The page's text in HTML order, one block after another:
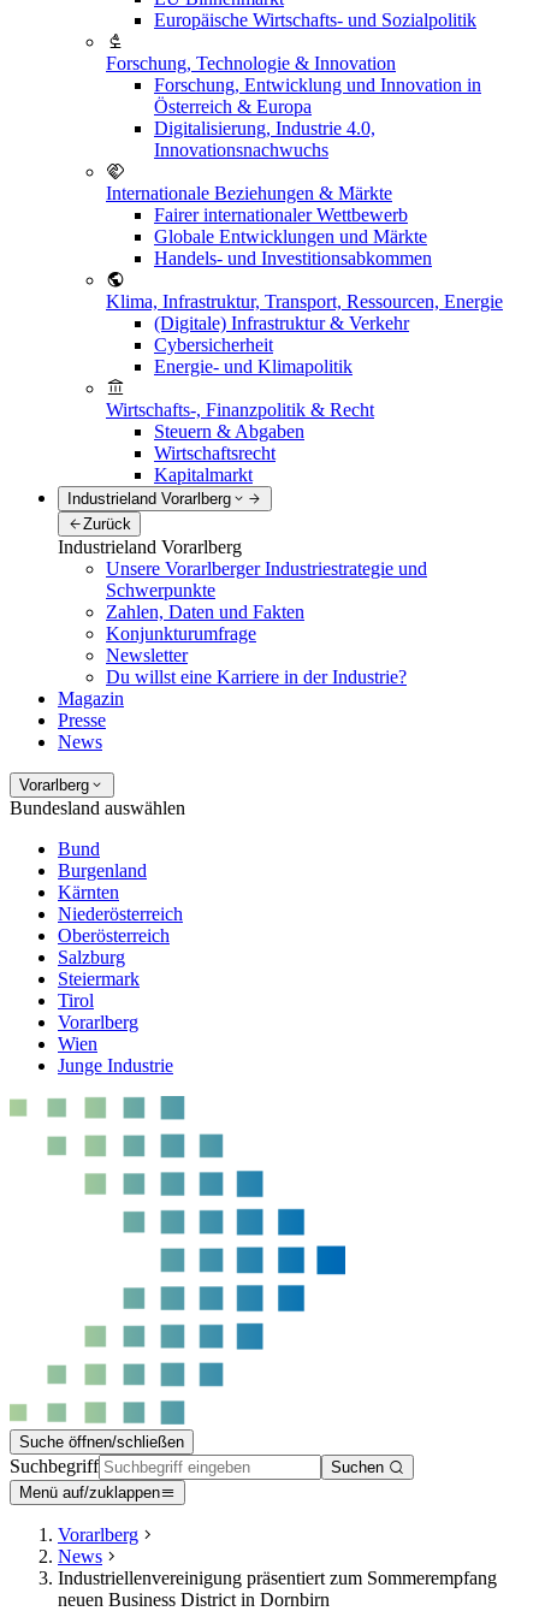
Europäische Wirtschafts- und Sozialpolitik
Forschung, Technologie & Innovation
Forschung, Entwicklung und Innovation in
Österreich & Europa
Digitalisierung, Industrie 4.0,
Innovationsnachwuchs
Internationale Beziehungen & Märkte
Fairer internationaler Wettbewerb
Globale Entwicklungen und Märkte
Handels- und Investitionsabkommen
Klima, Infrastruktur, Transport, Ressourcen, Energie
(Digitale) Infrastruktur & Verkehr
Cybersicherheit
Energie- und Klimapolitik
Wirtschafts-, Finanzpolitik & Recht
Steuern & Abgaben
Wirtschaftsrecht
Kapitalmarkt
Industrieland Vorarlberg
Zurück
Industrieland Vorarlberg
Unsere Vorarlberger Industriestrategie und
Schwerpunkte
Zahlen, Daten und Fakten
Konjunkturumfrage
Newsletter
Du willst eine Karriere in der Industrie?
Magazin
Presse
News
Vorarlberg
Bundesland auswählen
Bund
Burgenland
Kärnten
Niederösterreich
Oberösterreich
Salzburg
Steiermark
Tirol
Vorarlberg
Wien
Junge Industrie
Suche öffnen/schließen
Suchbegriff
Suchen
Menü auf/zuklappen
Vorarlberg
News
Industriellenvereinigung präsentiert zum Sommerempfang
neuen Business District in Dornbirn